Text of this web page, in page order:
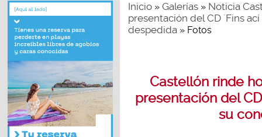
Inicio» Galerías» Noticia
presentación del CD ´Fins
despedida» Fotos
Castellón rinde
presentación del
su